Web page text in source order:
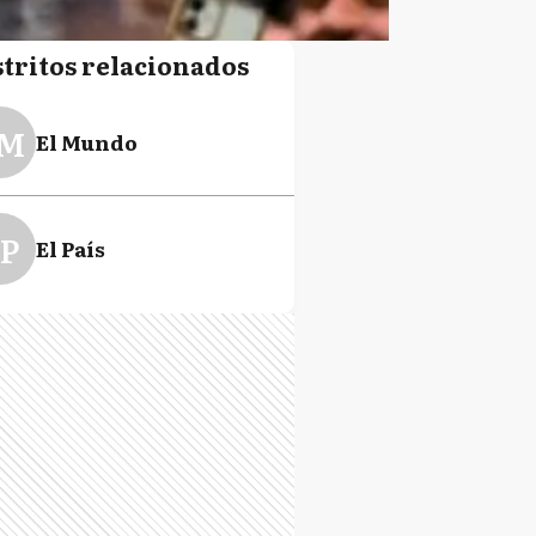
relacionados
El Mundo
El País